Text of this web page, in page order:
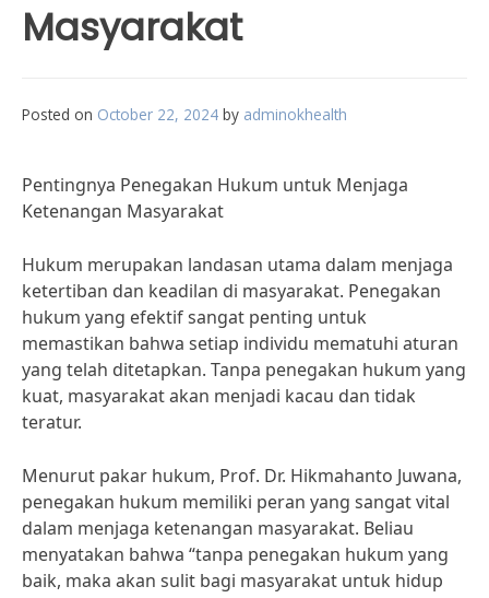
Masyarakat
Posted on October 22, 2024 by adminokhealth
Pentingnya Penegakan Hukum untuk Menjaga
Ketenangan Masyarakat
Hukum merupakan landasan utama dalam menjaga
ketertiban dan keadilan di masyarakat. Penegakan
hukum yang efektif sangat penting untuk
memastikan bahwa setiap individu mematuhi aturan
yang telah ditetapkan. Tanpa penegakan hukum yang
kuat, masyarakat akan menjadi kacau dan tidak
teratur.
Menurut pakar hukum, Prof. Dr. Hikmahanto Juwana,
penegakan hukum memiliki peran yang sangat vital
dalam menjaga ketenangan masyarakat. Beliau
menyatakan bahwa “tanpa penegakan hukum yang
baik, maka akan sulit bagi masyarakat untuk hidup